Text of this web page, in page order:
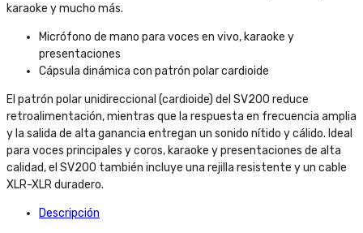
karaoke y mucho más.
Micrófono de mano para voces en vivo, karaoke y
presentaciones
Cápsula dinámica con patrón polar cardioide
El patrón polar unidireccional (cardioide) del SV200 reduce
retroalimentación, mientras que la respuesta en frecuencia amplia
y la salida de alta ganancia entregan un sonido nítido y cálido. Ideal
para voces principales y coros, karaoke y presentaciones de alta
calidad, el SV200 también incluye una rejilla resistente y un cable
XLR-XLR duradero.
Descripción